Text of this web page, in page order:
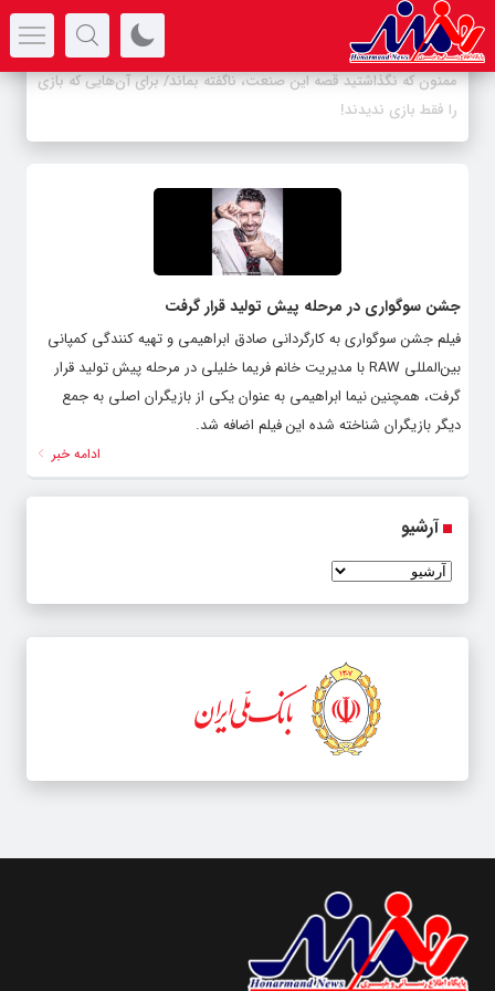
ممنون که نگذاشتید قصه این صنعت، ناگفته بماند/ برای آن‌هایی که بازی
را فقط بازی ندیدند!
جشن سوگواری در مرحله پیش تولید قرار گرفت
فیلم جشن سوگواری به کارگردانی صادق ابراهیمی و تهیه کنندگی کمپانی
بین‌المللی RAW با مدیریت خانم فریما خلیلی در مرحله پیش تولید قرار
گرفت، همچنین نیما ابراهیمی به عنوان یکی از بازیگران اصلی به جمع
دیگر بازیگران شناخته شده این فیلم اضافه شد.
ادامه خبر
آرشیو